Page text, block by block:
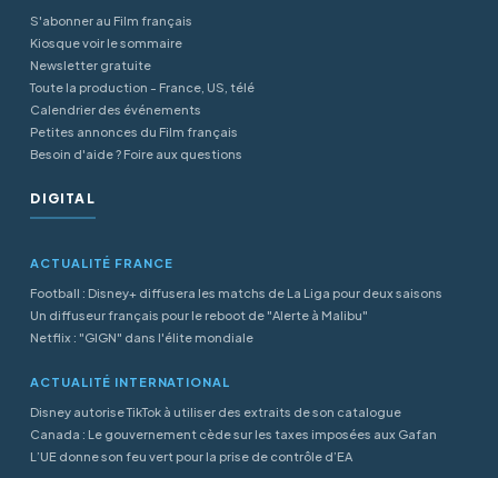
S'abonner au Film français
Kiosque voir le sommaire
Newsletter gratuite
Toute la production - France, US, télé
Calendrier des événements
Petites annonces du Film français
Besoin d'aide ? Foire aux questions
DIGITAL
ACTUALITÉ FRANCE
Football : Disney+ diffusera les matchs de La Liga pour deux saisons
Un diffuseur français pour le reboot de "Alerte à Malibu"
Netflix : "GIGN" dans l'élite mondiale
ACTUALITÉ INTERNATIONAL
Disney autorise TikTok à utiliser des extraits de son catalogue
Canada : Le gouvernement cède sur les taxes imposées aux Gafan
L’UE donne son feu vert pour la prise de contrôle d’EA